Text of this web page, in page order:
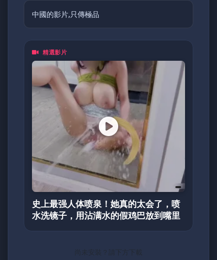
中國的影片,只傳極品
精選影片
史上最强人体喷泉！她真的太会了，喷
水洗镜子，用沾满水的假鸡巴放到嘴里
尚未安裝？請下方下載